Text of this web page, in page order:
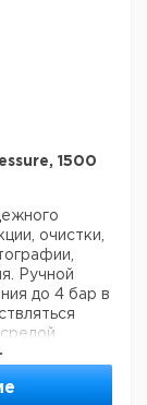
1500
очистки,
Ручной
до 4 бар в
PA,
0,6 мм
мл